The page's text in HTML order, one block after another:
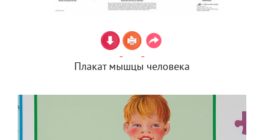
Плакат мышцы человека